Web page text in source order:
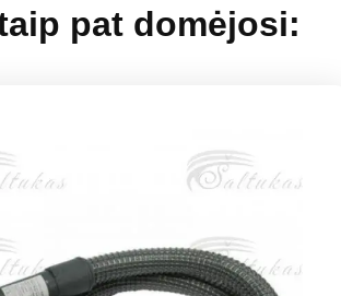
pat domėjosi: